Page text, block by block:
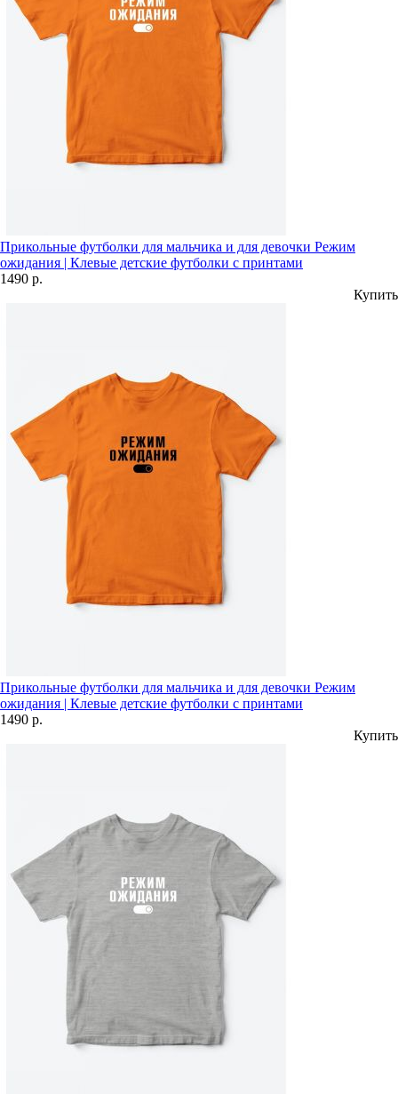
Прикольные футболки для мальчика и для девочки Режим
ожидания | Клевые детские футболки с принтами
1490 р.
Купить
Прикольные футболки для мальчика и для девочки Режим
ожидания | Клевые детские футболки с принтами
1490 р.
Купить